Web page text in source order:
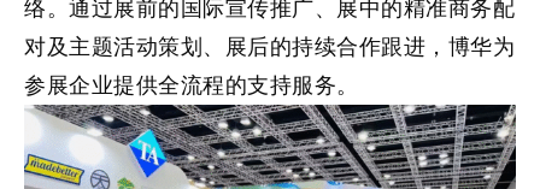
络。通过展前的国际宣传推广、展中的精准商务配
对及主题活动策划、展后的持续合作跟进，博华为
参展企业提供全流程的支持服务。